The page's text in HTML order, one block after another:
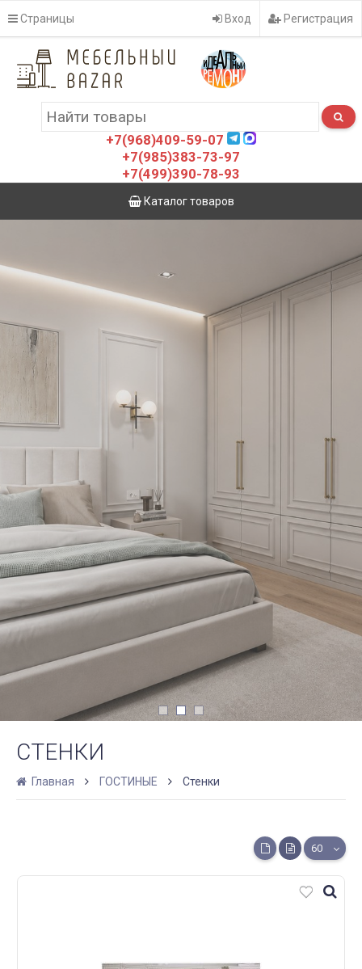
Страницы Вход Регистрация
+7(968)409-59-07
+7(985)383-73-97
+7(499)390-78-93
Каталог товаров
СТЕНКИ
Главная ГОСТИНЫЕ Стенки
60